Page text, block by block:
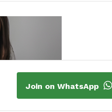
Join on WhatsApp